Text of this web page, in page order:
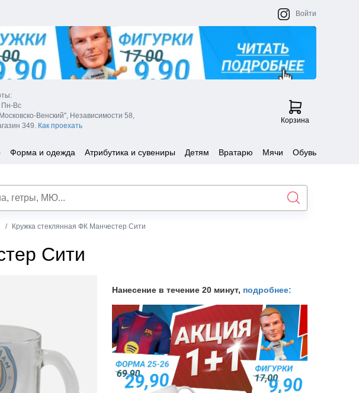
Войти
Пн-Вс
Венский", Независимости 58,
349. Как проехать
Корзина
Форма и одежда Атрибутика и сувениры Детям Вратарю Мячи Обувь
Кружка стеклянная ФК Манчестер Сити
Сити
Нанесение в течение 20 минут, подробнее: